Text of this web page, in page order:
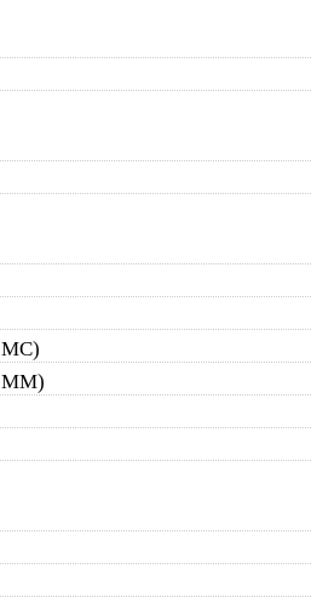
MM)